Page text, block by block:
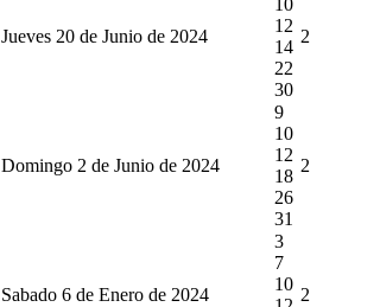
Jueves 20 de Junio de 2024
12
14
22
30
2
Domingo 2 de Junio de 2024
9
10
12
18
26
31
2
Sabado 6 de Enero de 2024
3
7
10
2